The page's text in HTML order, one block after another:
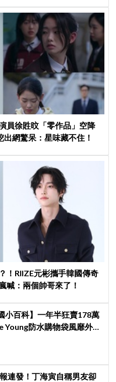
員徐貹旼「零作品」空降
出網驚呆：星味藏不住！
！RIIZE元彬攜手韓國傳奇
喊：兩個帥哥來了！
小百科】一年半狂賣178萬
Young防水購物袋風靡外國
連發！丁海寅自稱男友卻